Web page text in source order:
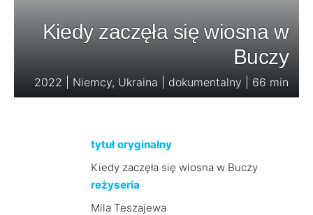
Kiedy zaczęła się wiosna w
Buczy
2022 | Niemcy, Ukraina | dokumentalny | 66 min
tytuł oryginalny
Kiedy zaczęła się wiosna w Buczy
reżyseria
Mila Teszajewa